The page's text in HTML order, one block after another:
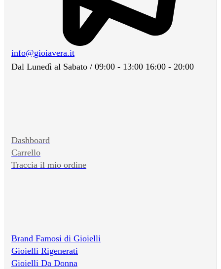
info@gioiavera.it
Dal Lunedì al Sabato / 09:00 - 13:00 16:00 - 20:00
Dashboard
Carrello
Traccia il mio ordine
Brand Famosi di Gioielli
Gioielli Rigenerati
Gioielli Da Donna